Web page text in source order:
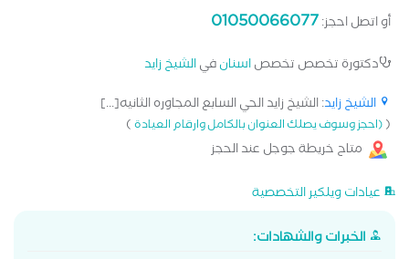
أو اتصل احجز:01050066077
دكتورة تخصص تخصصاسنانفيالشيخ زايد
الشيخ زايد: الشيخ زايد الحي السابع المجاوره الثانيه[...]
((احجز وسوف يصلك العنوان بالكامل وارقام العيادة)
متاح خريطة جوجل عند الحجز
عيادات ويلكير التخصصية
الخبرات والشهادات: